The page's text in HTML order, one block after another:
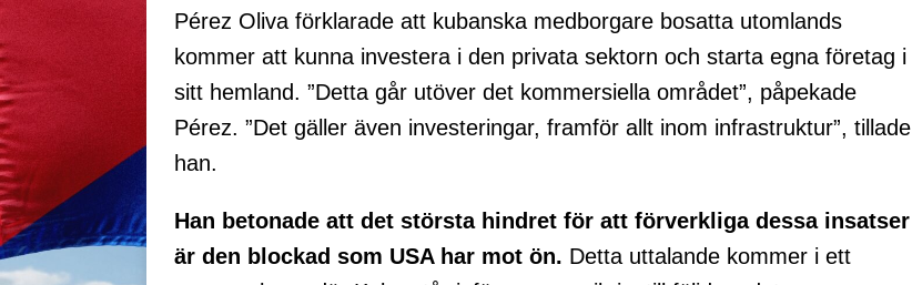
Pérez Oliva förklarade att kubanska medborgare bosatta utomlands
kommer att kunna investera i den privata sektorn och starta egna företag i
sitt hemland. ”Detta går utöver det kommersiella området”, påpekade
Pérez. ”Det gäller även investeringar, framför allt inom infrastruktur”, tillade
han.
Han betonade att det största hindret för att förverkliga dessa insatser
är den blockad som USA har mot ön. Detta uttalande kommer i ett